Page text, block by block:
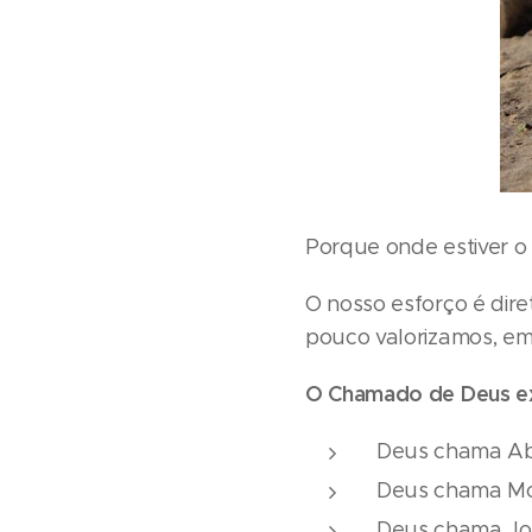
Porque onde estiver
O nosso esforço é
pouco valorizamos,
O Chamado de Deus
Deus chama
Deus chama